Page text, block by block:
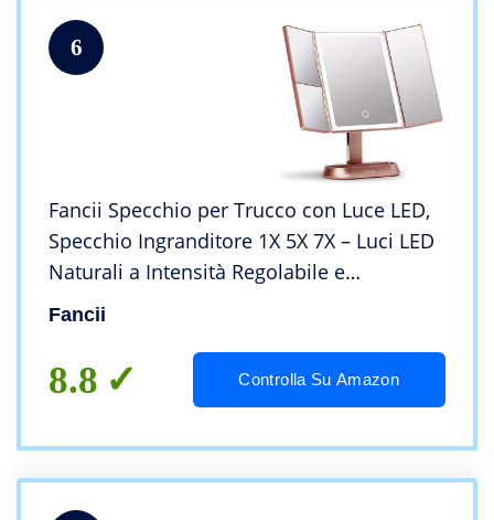
6
Fancii Specchio per Trucco con Luce LED,
Specchio Ingranditore 1X 5X 7X – Luci LED
Naturali a Intensità Regolabile e
Touchscreen, Specchio Cosmetico
Fancii
8.8 Controlla Su Amazon